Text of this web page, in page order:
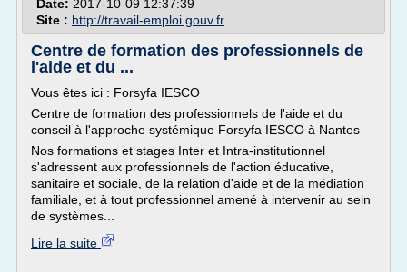
Date: 2017-10-09 12:37:39
Site : http://travail-emploi.gouv.fr
Centre de formation des professionnels de
l'aide et du ...
Vous êtes ici : Forsyfa IESCO
Centre de formation des professionnels de l'aide et du
conseil à l'approche systémique Forsyfa IESCO à Nantes
Nos formations et stages Inter et Intra-institutionnel
s'adressent aux professionnels de l'action éducative,
sanitaire et sociale, de la relation d'aide et de la médiation
familiale, et à tout professionnel amené à intervenir au sein
de systèmes...
Lire la suite